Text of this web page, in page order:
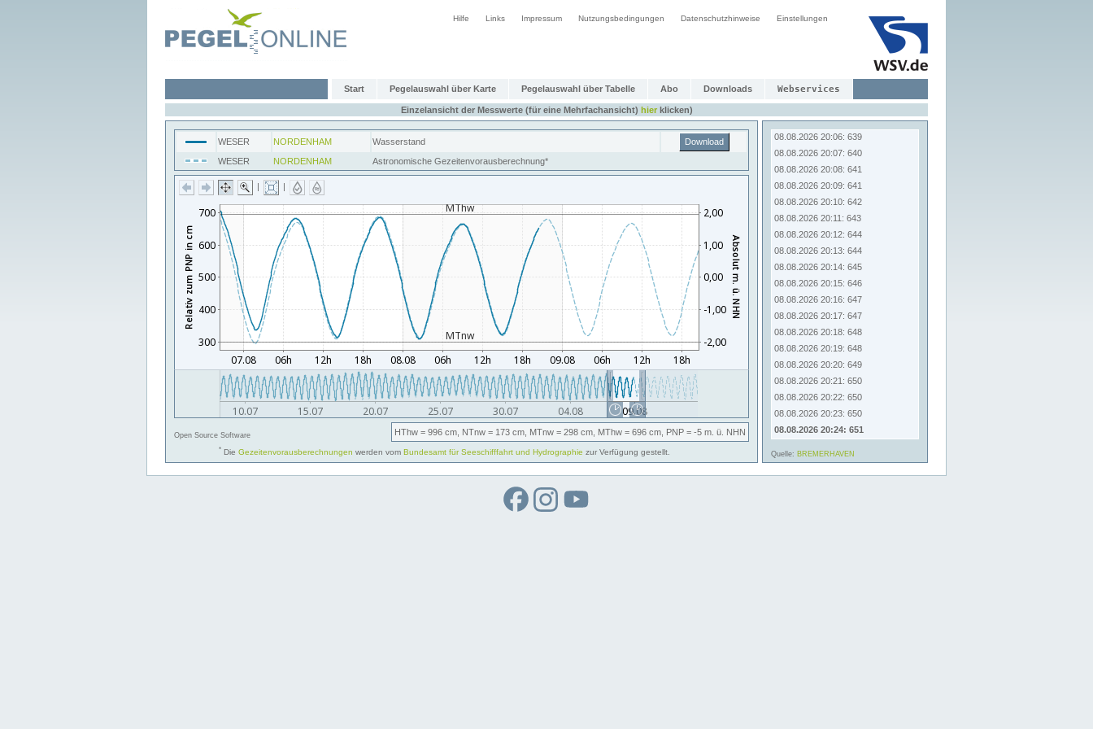
Hilfe Links Impressum Nutzungsbedingungen Datenschutzhinweise Einstellungen
Start Pegelauswahl über Karte Pegelauswahl über Tabelle Abo Downloads Webservices
Einzelansicht der Messwerte (für eine Mehrfachansicht) hierklicken)
WESER NORDENHAM Wasserstand
Download
WESER
NORDENHAM Astronomische Gezeitenvorausberechnung*
| |
Open Source Software HThw = 996 cm, NTnw = 173 cm, MTnw = 298 cm, MThw = 696 cm, PNP = -5 m. ü. NHN
* Die Gezeitenvorausberechnungen werden vom Bundesamt für Seeschifffahrt und Hydrographie zur Verfügung gestellt.
08.08.2026 19:59: 634
08.08.2026 20:03: 638
08.08.2026 20:04: 639
08.08.2026 20:05: 639
08.08.2026 20:06: 639
08.08.2026 20:07: 640
08.08.2026 20:08: 641
08.08.2026 20:09: 641
08.08.2026 20:10: 642
08.08.2026 20:11: 643
08.08.2026 20:12: 644
08.08.2026 20:13: 644
08.08.2026 20:14: 645
08.08.2026 20:15: 646
08.08.2026 20:16: 647
08.08.2026 20:17: 647
08.08.2026 20:18: 648
08.08.2026 20:19: 648
08.08.2026 20:20: 649
08.08.2026 20:21: 650
08.08.2026 20:22: 650
08.08.2026 20:23: 650
08.08.2026 20:24: 651
Quelle: BREMERHAVEN